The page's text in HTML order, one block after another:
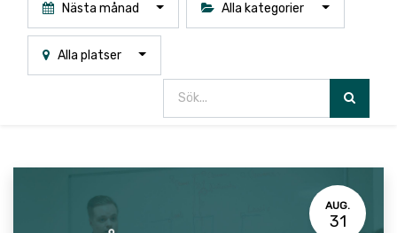
Nästa månad Alla kategorier
Alla platser
AUG.
31